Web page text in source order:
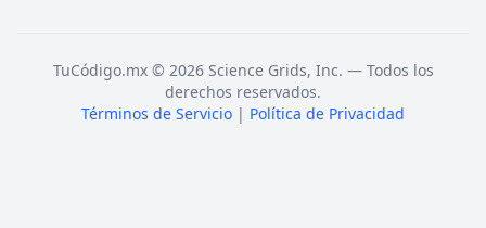
TuCódigo.mx © 2026 Science Grids, Inc. — Todos los
derechos reservados.
Términos de Servicio | Política de Privacidad